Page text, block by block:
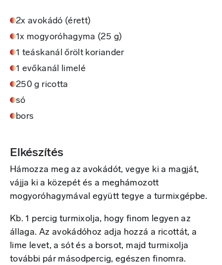
2x avokádó (érett)
1x mogyoróhagyma (25 g)
1 teáskanál őrölt koriander
1 evőkanál limelé
250 g ricotta
só
bors
Elkészítés
Hámozza meg az avokádót, vegye ki a magját,
vájja ki a közepét és a meghámozott
mogyoróhagymával együtt tegye a turmixgépbe.
Kb. 1 percig turmixolja, hogy finom legyen az
állaga. Az avokádóhoz adja hozzá a ricottát, a
lime levet, a sót és a borsot, majd turmixolja
további pár másodpercig, egészen finomra.